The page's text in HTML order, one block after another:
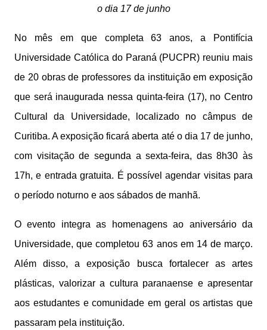
o dia 17 de junho
No mês em que completa 63 anos, a Pontifícia
Universidade Católica do Paraná (PUCPR) reuniu mais
de 20 obras de professores da instituição em exposição
que será inaugurada nessa quinta-feira (17), no Centro
Cultural da Universidade, localizado no câmpus de
Curitiba. A exposição ficará aberta até o dia 17 de junho,
com visitação de segunda a sexta-feira, das 8h30 às
17h, e entrada gratuita. É possível agendar visitas para
o período noturno e aos sábados de manhã.
O evento integra as homenagens ao aniversário da
Universidade, que completou 63 anos em 14 de março.
Além disso, a exposição busca fortalecer as artes
plásticas, valorizar a cultura paranaense e apresentar
aos estudantes e comunidade em geral os artistas que
passaram pela instituição.